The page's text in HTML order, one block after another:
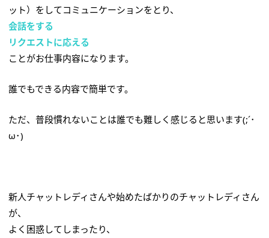
ット）をしてコミュニケーションをとり、
会話をする
リクエストに応える
ことがお仕事内容になります。
誰でもできる内容で簡単です。
ただ、普段慣れないことは誰でも難しく感じると思います(;´･
ω･)
新人チャットレディさんや始めたばかりのチャットレディさん
が、
よく困惑してしまったり、